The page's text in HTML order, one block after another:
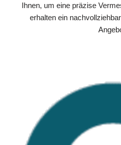
Ihnen, um eine präzise
erhalten ein